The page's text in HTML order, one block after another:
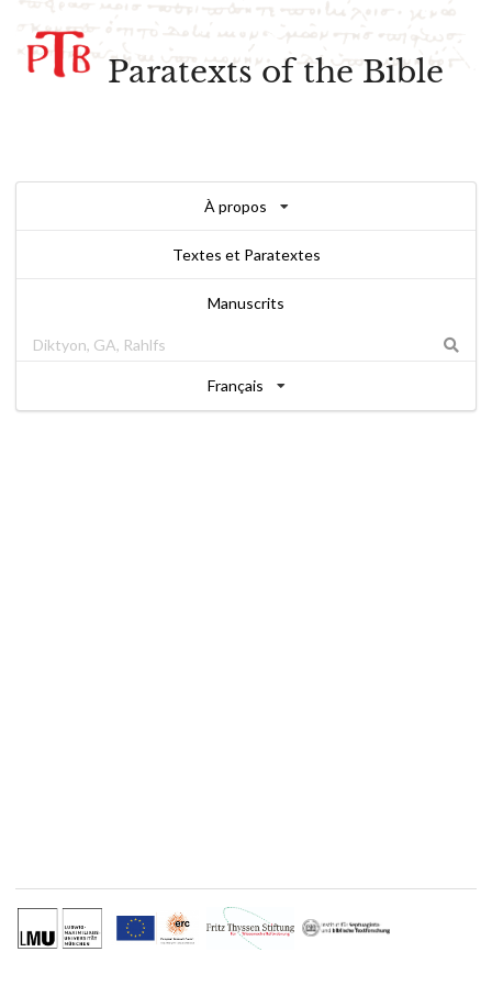
Paratexts of the Bible
À propos
Textes et Paratextes
Manuscrits
Français